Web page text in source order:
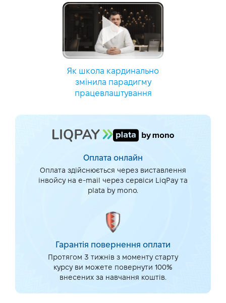
Як школа кардинально
змінила парадигму
працевлаштування
Оплата онлайн
Оплата здійснюється через виставлення
інвойсу на e-mail через сервіси LiqPay та
plata by mono.
Гарантія повернення оплати
Протягом 3 тижнів з моменту старту
курсу ви можете повернути 100%
внесених за навчання коштів.